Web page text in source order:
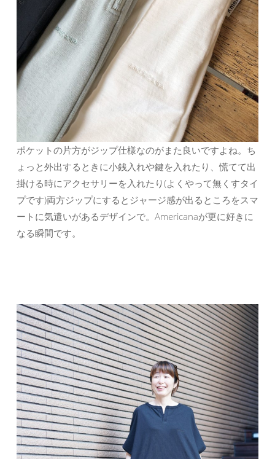
ポケットの片方がジップ仕様なのがまた良いですよね。ち
ょっと外出するときに小銭入れや鍵を入れたり、慌てて出
掛ける時にアクセサリーを入れたり(よくやって無くすタイ
プです)両方ジップにするとジャージ感が出るところをスマ
ートに気遣いがあるデザインで。Americanaが更に好きに
なる瞬間です。